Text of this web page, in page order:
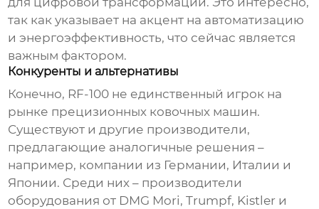
так как указывает на акцент на автоматизацию
и энергоэффективность, что сейчас является
важным фактором.
Конкуренты и альтернативы
Конечно, RF-100 не единственный игрок на
рынке прецизионных ковочных машин.
Существуют и другие производители,
предлагающие аналогичные решения –
например, компании из Германии, Италии и
Японии. Среди них – производители
оборудования от DMG Mori, Trumpf, Kistler и